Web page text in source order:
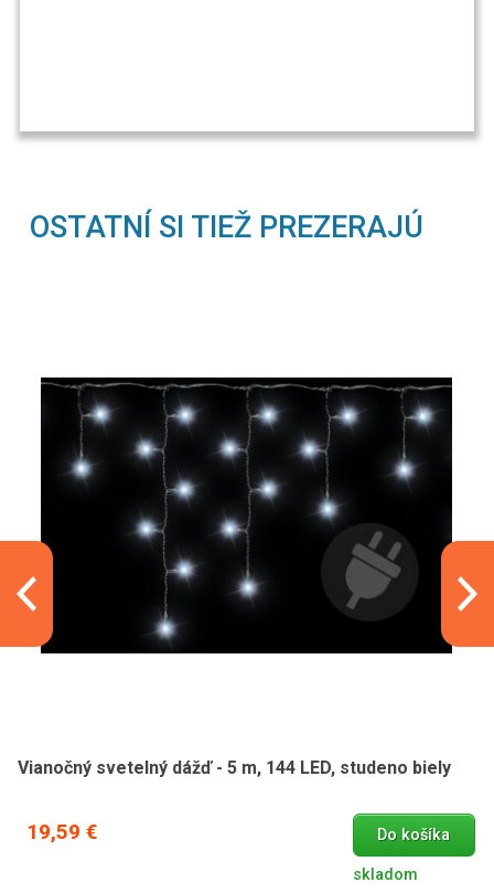
OSTATNÍ SI TIEŽ PREZERAJÚ
Vianočný svetelný dážď - 5 m, 144 LED, studeno biely
19,59 € Do košíka
skladom